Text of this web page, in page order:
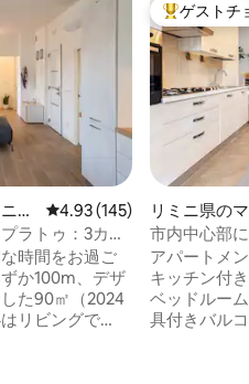
ア
レビュー145件、5つ星中
4.93 (145)
ラトゥ：3カム
エアコン
時間をお過ご
た90㎡（2024
リビングで
大好評のゲ
ゲストチ
リミニ県の
ート
市内中心部
駐車場 + バル
アパートメ
キッチン付
ベッドルー
具付きバル